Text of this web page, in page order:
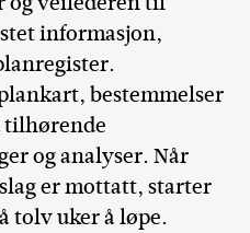
informasjon,
bestemmelser
tilhørende
og analyser. Når
er mottatt, starter
tolv uker å løpe.